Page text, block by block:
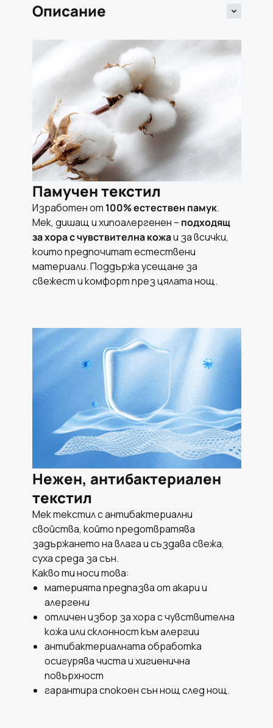
Описание
Памучен текстил
Изработен от 100% естествен памук.
Мек, дишащ и хипоалергенен – подходящ
за хора с чувствителна кожаи за всички,
които предпочитат естествени
материали. Поддържа усещане за
свежест и комфорт през цялата нощ.
Нежен, антибактериален
текстил
Мек текстил с антибактериални
свойства, който предотвратява
задържането на влага и създава свежа,
суха среда за сън.
Какво ти носи това:
материята предпазва от акари и
алергени
отличен избор за хора с чувствителна
кожа или склонност към алергии
антибактериалната обработка
осигурява чиста и хигиенична
повърхност
гарантира спокоен сън нощ след нощ.